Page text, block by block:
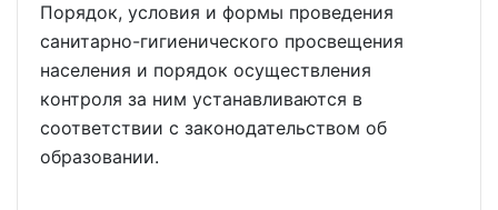
Порядок, условия и формы проведения
санитарно-гигиенического просвещения
населения и порядок осуществления
контроля за ним устанавливаются в
соответствии с законодательством об
образовании.